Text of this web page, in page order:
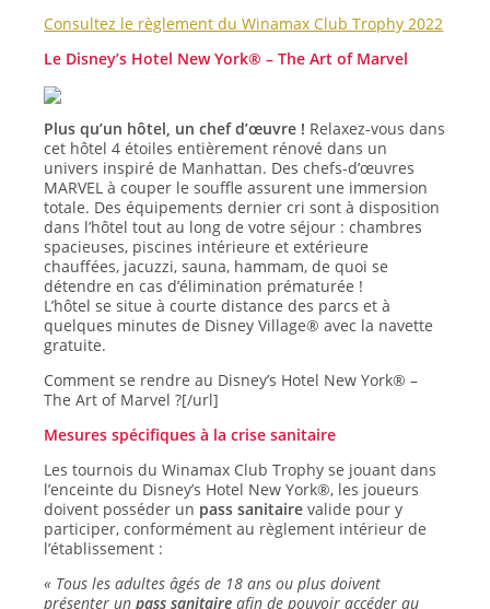
Consultez le règlement du Winamax Club Trophy 2022
Le Disney’s Hotel New York® – The Art of Marvel
Plus qu’un hôtel, un chef d’œuvre ! Relaxez-vous dans
cet hôtel 4 étoiles entièrement rénové dans un
univers inspiré de Manhattan. Des chefs-d’œuvres
MARVEL à couper le souffle assurent une immersion
totale. Des équipements dernier cri sont à disposition
dans l’hôtel tout au long de votre séjour : chambres
spacieuses, piscines intérieure et extérieure
chauffées, jacuzzi, sauna, hammam, de quoi se
détendre en cas d’élimination prématurée !
L’hôtel se situe à courte distance des parcs et à
quelques minutes de Disney Village® avec la navette
gratuite.
Comment se rendre au Disney’s Hotel New York® –
The Art of Marvel ?[/url]
Mesures spécifiques à la crise sanitaire
Les tournois du Winamax Club Trophy se jouant dans
l’enceinte du Disney’s Hotel New York®, les joueurs
doivent posséder un pass sanitaire valide pour y
participer, conformément au règlement intérieur de
l’établissement :
« Tous les adultes âgés de 18 ans ou plus doivent
présenter unpass sanitaire afin de pouvoir accéder au